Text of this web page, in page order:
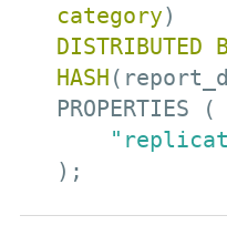
category
DISTRIBUTED
HASH
PROPERTIES (
);